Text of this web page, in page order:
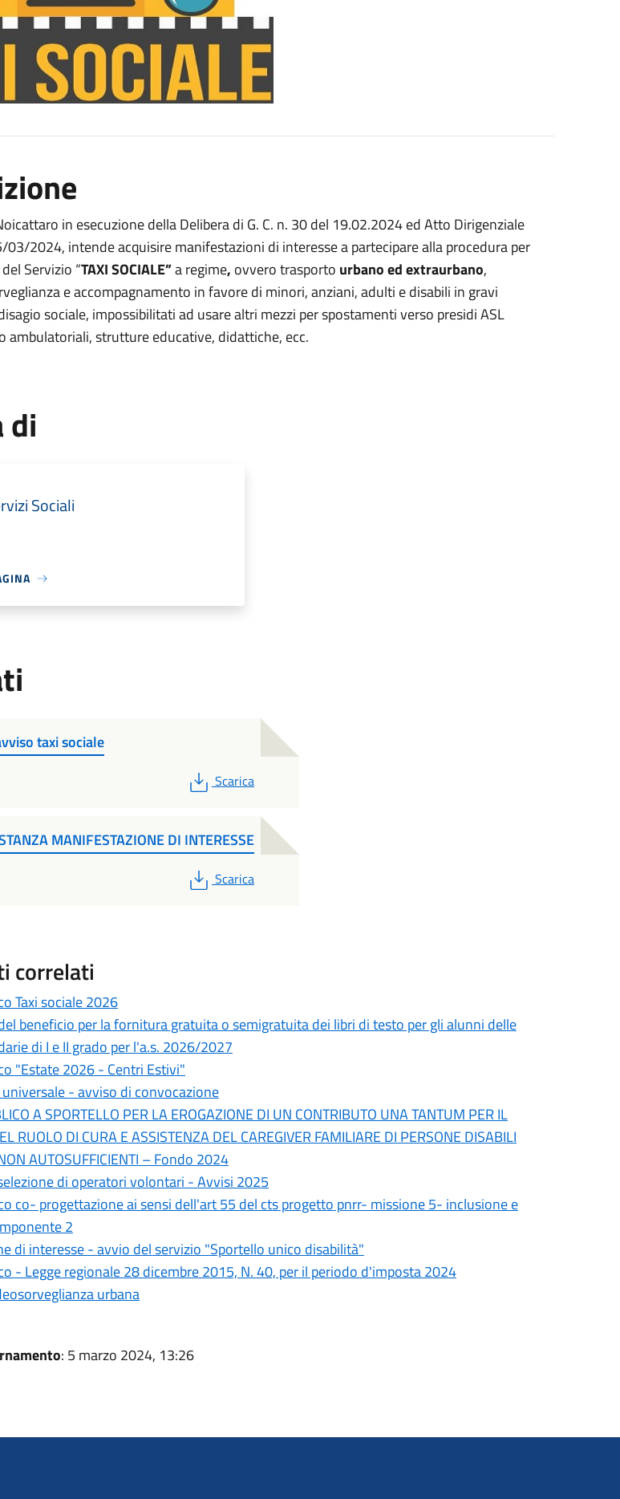
in esecuzione della Delibera di G. C. n. 30 del 19.02.2024 ed Atto Dirigenziale
2024, intende acquisire manifestazioni di interesse a partecipare alla procedura per
Servizio “TAXI SOCIALE”a regime, ovvero trasporto urbano ed extraurbano,
e accompagnamento in favore di minori, anziani, adulti e disabili in gravi
sociale, impossibilitati ad usare altri mezzi per spostamenti verso presidi ASL
ambulatoriali, strutture educative, didattiche, ecc.
di
Sociali
taxi sociale
PDF
Scarica
MANIFESTAZIONE DI INTERESSE
PDF
Scarica
correlati
Taxi sociale 2026
beneficio per la fornitura gratuita o semigratuita dei libri di testo per gli alunni delle
di I e II grado per l'a.s. 2026/2027
"Estate 2026 - Centri Estivi"
- avviso di convocazione
A SPORTELLO PER LA EROGAZIONE DI UN CONTRIBUTO UNA TANTUM PER IL
RUOLO DI CURA E ASSISTENZA DEL CAREGIVER FAMILIARE DI PERSONE DISABILI
AUTOSUFFICIENTI – Fondo 2024
di operatori volontari - Avvisi 2025
co- progettazione ai sensi dell'art 55 del cts progetto pnrr- missione 5- inclusione e
2
di interesse - avvio del servizio "Sportello unico disabilità"
- Legge regionale 28 dicembre 2015, N. 40, per il periodo d'imposta 2024
urbana
: 5 marzo 2024, 13:26